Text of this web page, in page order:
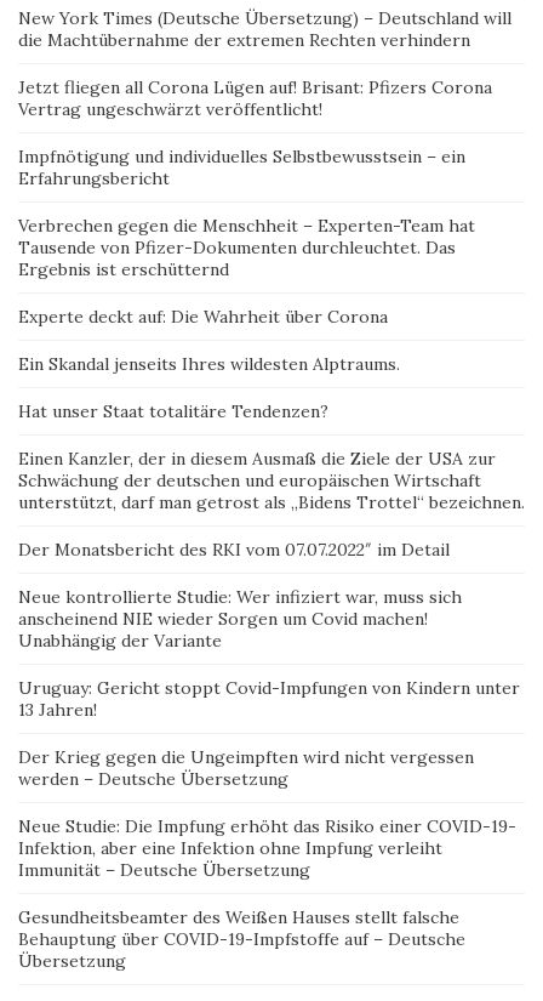
New York Times (Deutsche Übersetzung) – Deutschland will
die Machtübernahme der extremen Rechten verhindern
Jetzt fliegen all Corona Lügen auf! Brisant: Pfizers Corona
Vertrag ungeschwärzt veröffentlicht!
Impfnötigung und individuelles Selbstbewusstsein – ein
Erfahrungsbericht
Verbrechen gegen die Menschheit – Experten-Team hat
Tausende von Pfizer-Dokumenten durchleuchtet. Das
Ergebnis ist erschütternd
Experte deckt auf: Die Wahrheit über Corona
Ein Skandal jenseits Ihres wildesten Alptraums.
Hat unser Staat totalitäre Tendenzen?
Einen Kanzler, der in diesem Ausmaß die Ziele der USA zur
Schwächung der deutschen und europäischen Wirtschaft
unterstützt, darf man getrost als „Bidens Trottel“ bezeichnen.
Der Monatsbericht des RKI vom 07.07.2022″ im Detail
Neue kontrollierte Studie: Wer infiziert war, muss sich
anscheinend NIE wieder Sorgen um Covid machen!
Unabhängig der Variante
Uruguay: Gericht stoppt Covid-Impfungen von Kindern unter
13 Jahren!
Der Krieg gegen die Ungeimpften wird nicht vergessen
werden – Deutsche Übersetzung
Neue Studie: Die Impfung erhöht das Risiko einer COVID-19-
Infektion, aber eine Infektion ohne Impfung verleiht
Immunität – Deutsche Übersetzung
Gesundheitsbeamter des Weißen Hauses stellt falsche
Behauptung über COVID-19-Impfstoffe auf – Deutsche
Übersetzung